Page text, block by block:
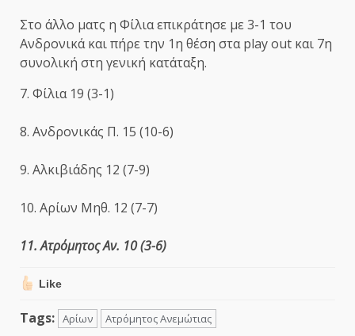
Στο άλλο ματς η Φίλια επικράτησε με 3-1 του
Ανδρονικά και πήρε την 1η θέση στα play out και 7η
συνολική στη γενική κατάταξη.
7. Φίλια 19 (3-1)
8. Ανδρονικάς Π. 15 (10-6)
9. Αλκιβιάδης 12 (7-9)
10. Αρίων Μηθ. 12 (7-7)
11. Ατρόμητος Αν. 10 (3-6)
Like
Tags: Αρίων Ατρόμητος Ανεμώτιας